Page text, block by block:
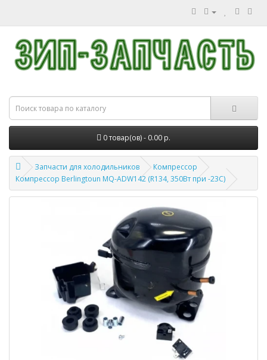
0 товар(ов) - 0.00 р.
Запчасти для холодильников
Компрессор
Компрессор Berlingtoun MQ-ADW142 (R134, 350Вт при -23С)